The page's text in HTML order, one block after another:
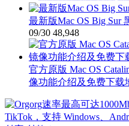
最新版Mac OS Big Sur
09/30 48,948
官方原版 Mac OS
像功能介绍及免费下载